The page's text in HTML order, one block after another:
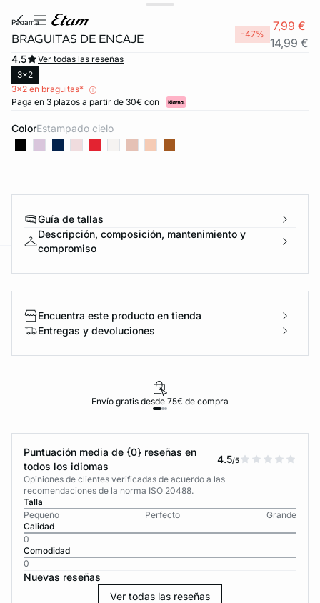
panama
BRAGUITAS DE ENCAJE -47%
7,99 €
14,99 €
4.5
Ver todas las reseñas
3x2
3x2 en braguitas*
Paga en 3 plazos a partir de 30€ con
Color estampado cielo
Guía de tallas
Descripción, composición, mantenimiento y
compromiso
Encuentra este producto en tienda
Entregas y devoluciones
Envío gratis desde 75€ de compra
Puntuación media de {0} reseñas en
todos los idiomas
4.5/5
Opiniones de clientes verificadas de acuerdo a las
recomendaciones de la norma ISO 20488.
Talla
Pequeño
Perfecto
Grande
Calidad
0
Comodidad
0
Nuevas reseñas
Ver todas las reseñas